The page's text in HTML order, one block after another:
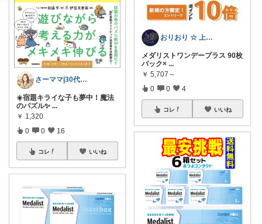
さーママ|30代小2女児ママ🎀
☀️宿題キライな子も夢中！魔法
のパズル✨ ...
￥ 1,320
0 0 16
コレ いいね
おりおり ☆ 上限🙏
メダリストワンデープラス 90枚
パック× ...
￥ 5,707～
0 0 4
コレ いいね